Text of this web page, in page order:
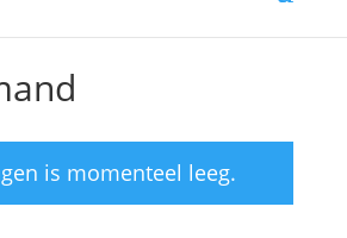
is momenteel leeg.